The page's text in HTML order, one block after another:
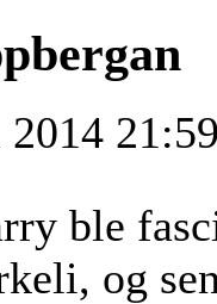
2014
ble
og